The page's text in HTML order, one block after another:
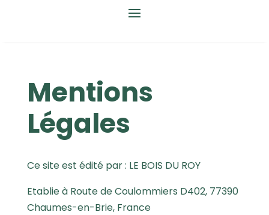
Mentions
Légales
Ce site est édité par : LE BOIS DU ROY
Etablie à Route de Coulommiers D402, 77390
Chaumes-en-Brie, France